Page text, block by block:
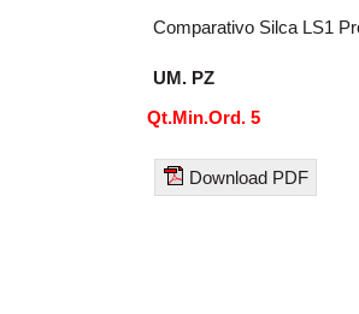
Comparativo Silca LS1
UM. PZ
Qt.Min.Ord. 5
Download PDF